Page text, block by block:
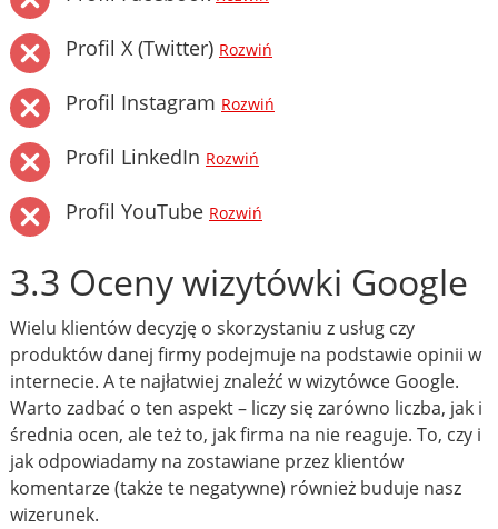
Profil X (Twitter) Rozwiń
Profil Instagram Rozwiń
Profil LinkedIn Rozwiń
Profil YouTube Rozwiń
3.3 Oceny wizytówki Google
Wielu klientów decyzję o skorzystaniu z usług czy
produktów danej firmy podejmuje na podstawie opinii w
internecie. A te najłatwiej znaleźć w wizytówce Google.
Warto zadbać o ten aspekt – liczy się zarówno liczba, jak i
średnia ocen, ale też to, jak firma na nie reaguje. To, czy i
jak odpowiadamy na zostawiane przez klientów
komentarze (także te negatywne) również buduje nasz
wizerunek.